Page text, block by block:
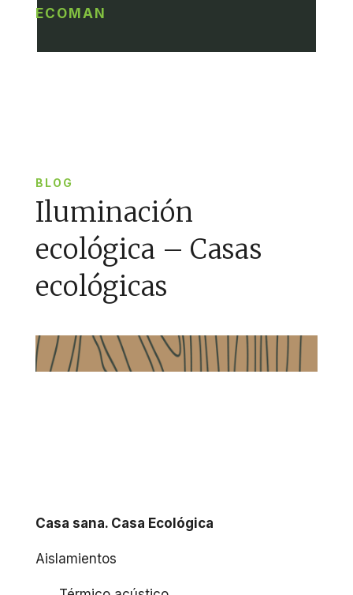
ECOMAN
BLOG
Iluminación
ecológica – Casas
ecológicas
Casa sana. Casa Ecológica
Aislamientos